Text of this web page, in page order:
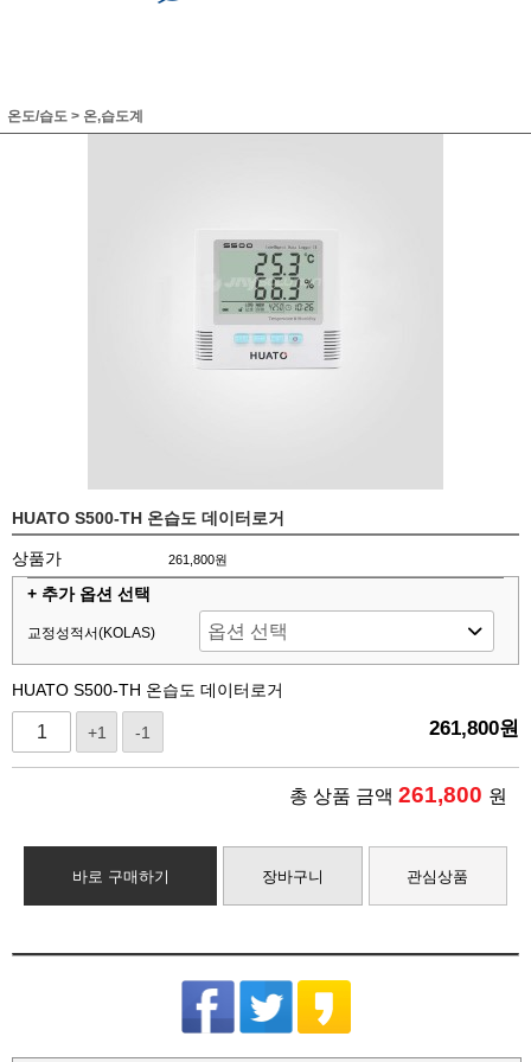
온도/습도 > 온,습도계
HUATO S500-TH 온습도 데이터로거
상품가 261,800원
+ 추가 옵션 선택
교정성적서(KOLAS)
HUATO S500-TH 온습도 데이터로거
+1 -1 261,800원
총 상품 금액 261,800 원
바로 구매하기 장바구니 관심상품